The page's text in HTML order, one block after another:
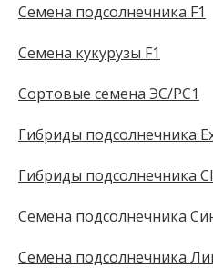
Семена подсолнечника F1
Семена кукурузы F1
Сортовые семена ЭС/РС1
Гибриды подсолнечника
Гибриды подсолнечника
Семена подсолнечника
Семена подсолнечника